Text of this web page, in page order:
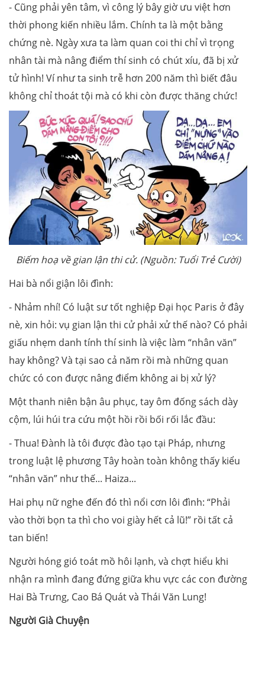
- Cũng phải yên tâm, vì công lý bây giờ ưu việt hơn
thời phong kiến nhiều lắm. Chính ta là một bằng
chứng nè. Ngày xưa ta làm quan coi thi chỉ vì trọng
nhân tài mà nâng điểm thí sinh có chút xíu, đã bị xử
tử hình! Ví như ta sinh trễ hơn 200 năm thì biết đâu
không chỉ thoát tội mà có khi còn được thăng chức!
Biếm hoạ về gian lận thi cử. (Nguồn: Tuổi Trẻ Cười)
Hai bà nổi giận lôi đình:
- Nhảm nhí! Có luật sư tốt nghiệp Đại học Paris ở đây
nè, xin hỏi: vụ gian lận thi cử phải xử thế nào? Có phải
giấu nhẹm danh tính thí sinh là việc làm “nhân văn”
hay không? Và tại sao cả năm rồi mà những quan
chức có con được nâng điểm không ai bị xử lý?
Một thanh niên bận âu phục, tay ôm đống sách dày
cộm, lúi húi tra cứu một hồi rồi bối rối lắc đầu:
- Thua! Đành là tôi được đào tạo tại Pháp, nhưng
trong luật lệ phương Tây hoàn toàn không thấy kiểu
“nhân văn” như thế... Haiza...
Hai phụ nữ nghe đến đó thì nổi cơn lôi đình: “Phải
vào thời bọn ta thì cho voi giày hết cả lũ!” rồi tất cả
tan biến!
Người hóng gió toát mồ hôi lạnh, và chợt hiểu khi
nhận ra mình đang đứng giữa khu vực các con đường
Hai Bà Trưng, Cao Bá Quát và Thái Văn Lung!
Người Già Chuyện